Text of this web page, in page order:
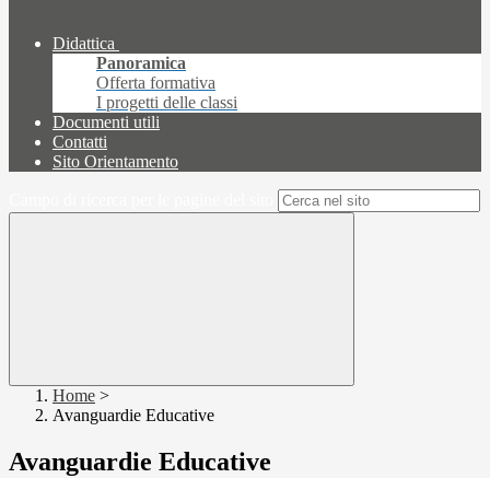
Didattica
Panoramica
Offerta formativa
I progetti delle classi
Documenti utili
Contatti
Sito Orientamento
Home >
Avanguardie Educative
Avanguardie Educative